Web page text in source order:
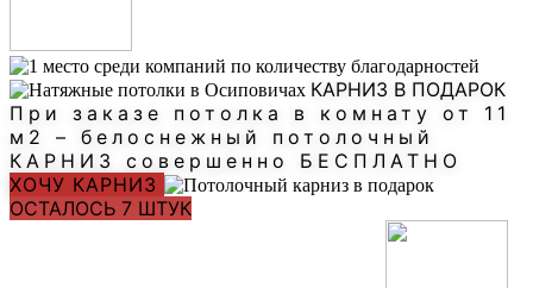
КАРНИЗ В ПОДАРОК
При заказе потолка в комнату от 11
м2 – белоснежный потолочный
КАРНИЗ совершенно БЕСПЛАТНО
ХОЧУ КАРНИЗ
ОСТАЛОСЬ 7 ШТУК